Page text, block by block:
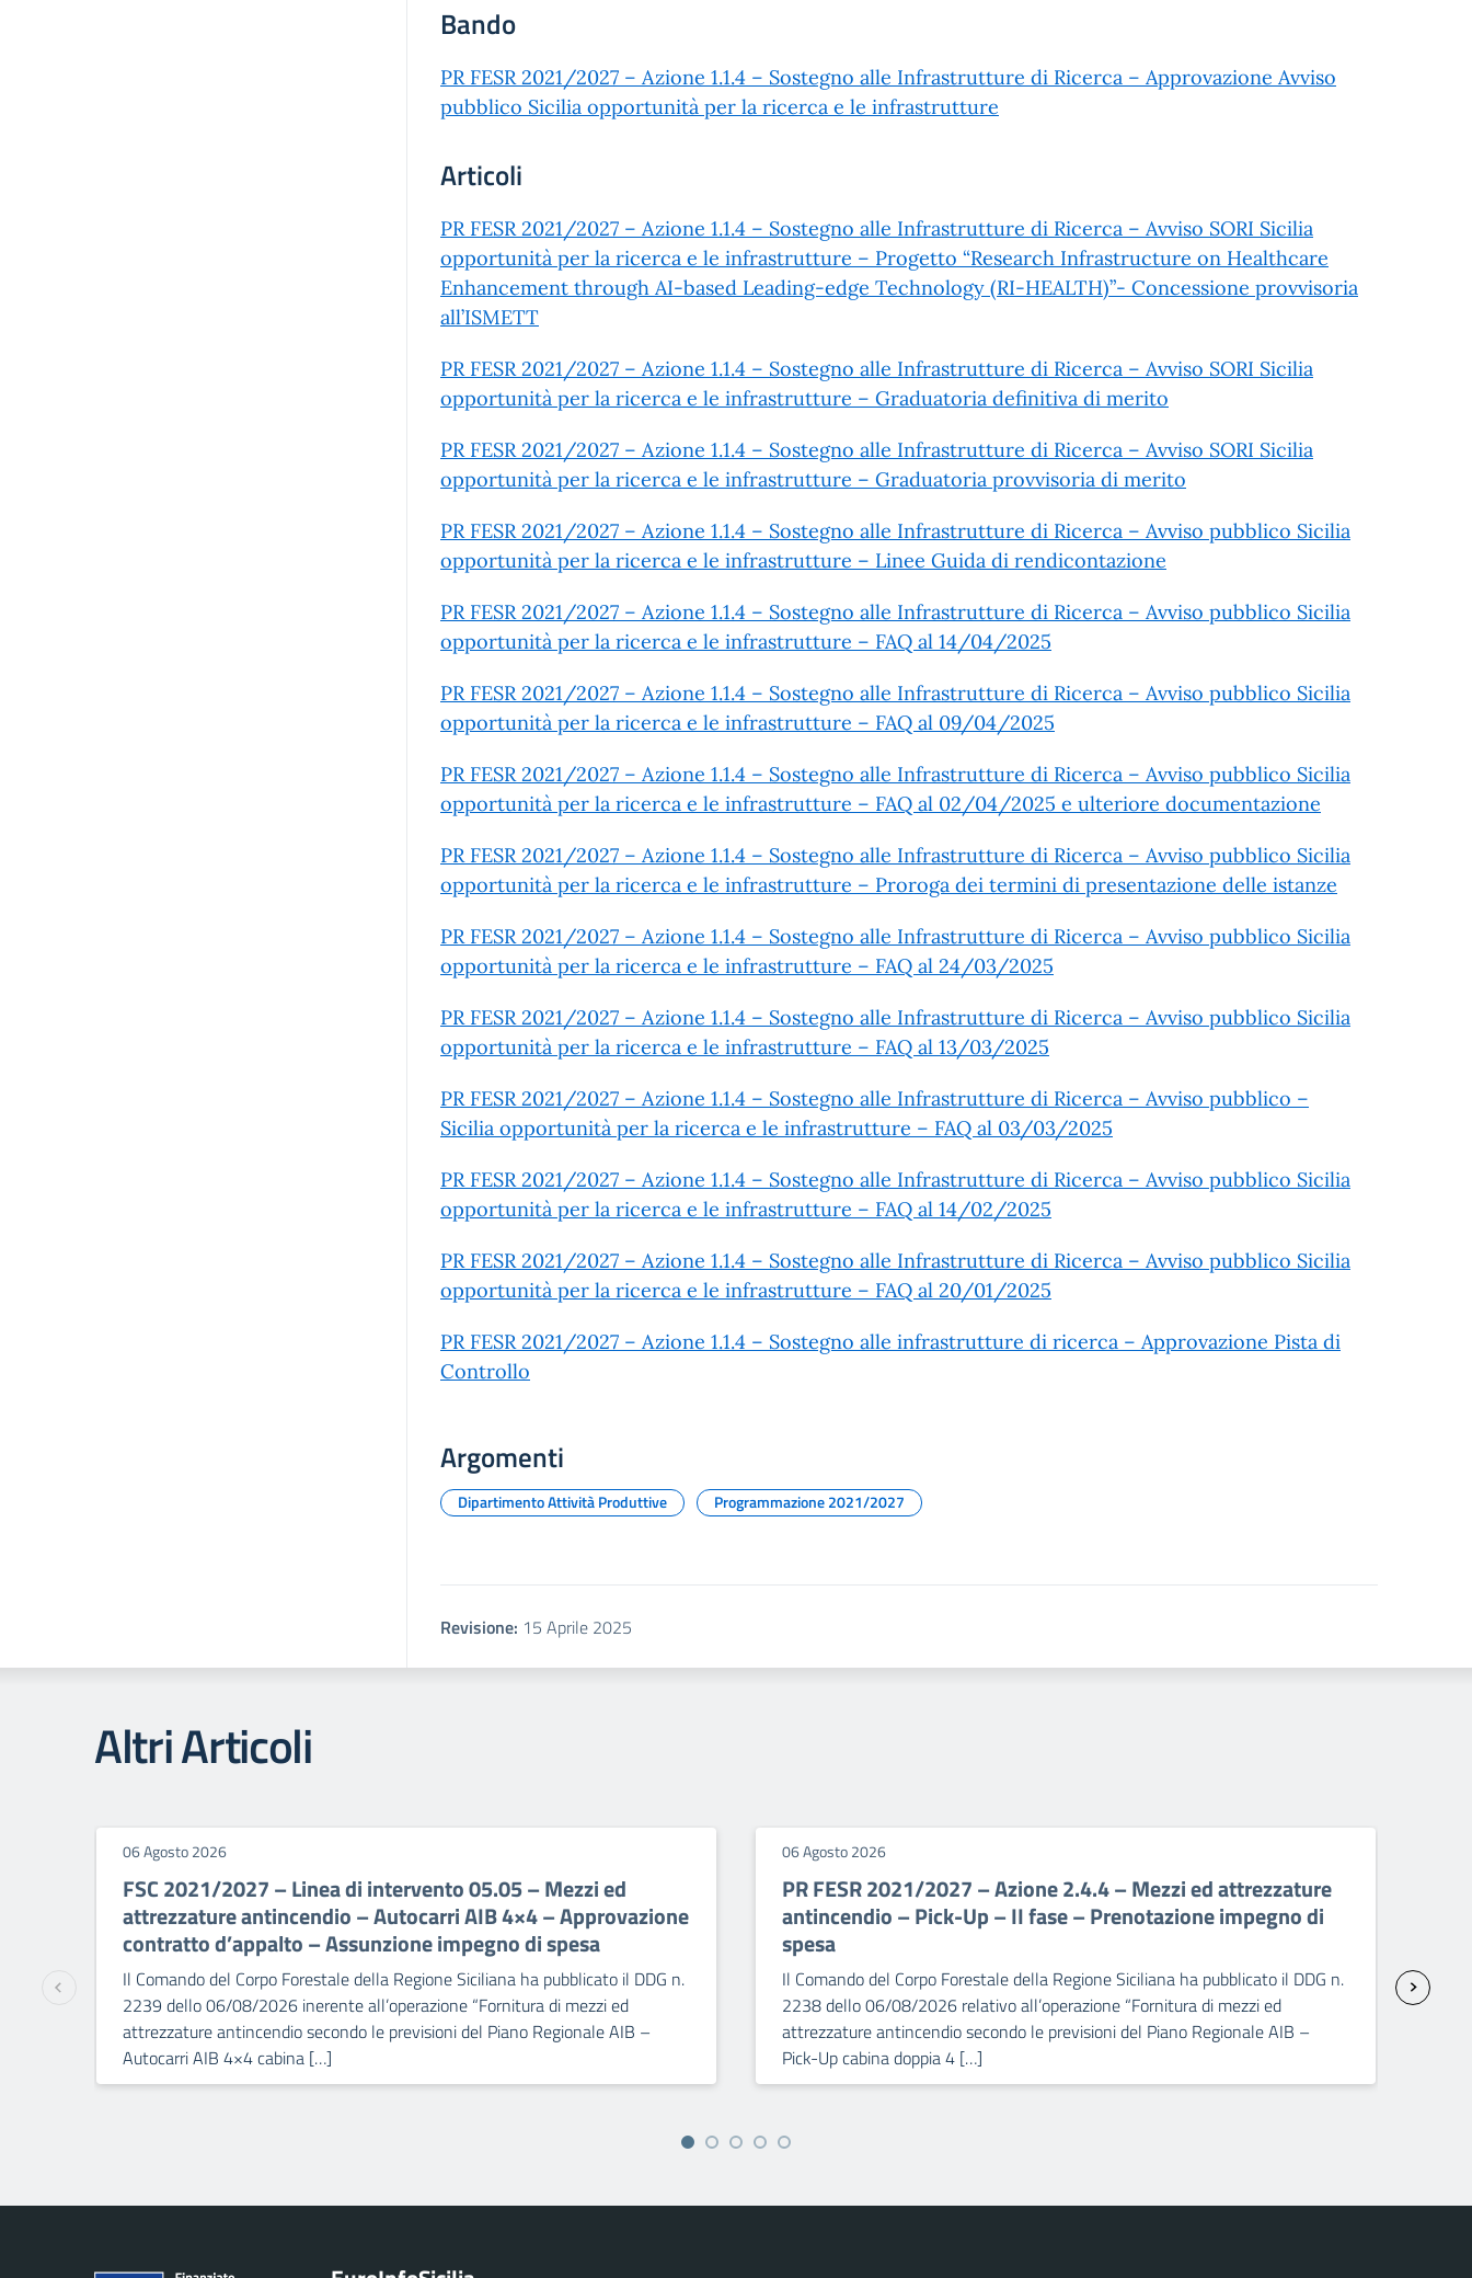
Bando
PR FESR 2021/2027 – Azione 1.1.4 – Sostegno alle Infrastrutture di Ricerca – Approvazione Avviso
pubblico Sicilia opportunità per la ricerca e le infrastrutture
Articoli
PR FESR 2021/2027 – Azione 1.1.4 – Sostegno alle Infrastrutture di Ricerca – Avviso SORI Sicilia
opportunità per la ricerca e le infrastrutture – Progetto “Research Infrastructure on Healthcare
Enhancement through AI-based Leading-edge Technology (RI-HEALTH)”- Concessione provvisoria
all’ISMETT
PR FESR 2021/2027 – Azione 1.1.4 – Sostegno alle Infrastrutture di Ricerca – Avviso SORI Sicilia
opportunità per la ricerca e le infrastrutture – Graduatoria definitiva di merito
PR FESR 2021/2027 – Azione 1.1.4 – Sostegno alle Infrastrutture di Ricerca – Avviso SORI Sicilia
opportunità per la ricerca e le infrastrutture – Graduatoria provvisoria di merito
PR FESR 2021/2027 – Azione 1.1.4 – Sostegno alle Infrastrutture di Ricerca – Avviso pubblico Sicilia
opportunità per la ricerca e le infrastrutture – Linee Guida di rendicontazione
PR FESR 2021/2027 – Azione 1.1.4 – Sostegno alle Infrastrutture di Ricerca – Avviso pubblico Sicilia
opportunità per la ricerca e le infrastrutture – FAQ al 14/04/2025
PR FESR 2021/2027 – Azione 1.1.4 – Sostegno alle Infrastrutture di Ricerca – Avviso pubblico Sicilia
opportunità per la ricerca e le infrastrutture – FAQ al 09/04/2025
PR FESR 2021/2027 – Azione 1.1.4 – Sostegno alle Infrastrutture di Ricerca – Avviso pubblico Sicilia
opportunità per la ricerca e le infrastrutture – FAQ al 02/04/2025 e ulteriore documentazione
PR FESR 2021/2027 – Azione 1.1.4 – Sostegno alle Infrastrutture di Ricerca – Avviso pubblico Sicilia
opportunità per la ricerca e le infrastrutture – Proroga dei termini di presentazione delle istanze
PR FESR 2021/2027 – Azione 1.1.4 – Sostegno alle Infrastrutture di Ricerca – Avviso pubblico Sicilia
opportunità per la ricerca e le infrastrutture – FAQ al 24/03/2025
PR FESR 2021/2027 – Azione 1.1.4 – Sostegno alle Infrastrutture di Ricerca – Avviso pubblico Sicilia
opportunità per la ricerca e le infrastrutture – FAQ al 13/03/2025
PR FESR 2021/2027 – Azione 1.1.4 – Sostegno alle Infrastrutture di Ricerca – Avviso pubblico –
Sicilia opportunità per la ricerca e le infrastrutture – FAQ al 03/03/2025
PR FESR 2021/2027 – Azione 1.1.4 – Sostegno alle Infrastrutture di Ricerca – Avviso pubblico Sicilia
opportunità per la ricerca e le infrastrutture – FAQ al 14/02/2025
PR FESR 2021/2027 – Azione 1.1.4 – Sostegno alle Infrastrutture di Ricerca – Avviso pubblico Sicilia
opportunità per la ricerca e le infrastrutture – FAQ al 20/01/2025
PR FESR 2021/2027 – Azione 1.1.4 – Sostegno alle infrastrutture di ricerca – Approvazione Pista di
Controllo
Argomenti
Dipartimento Attività Produttive Programmazione 2021/2027
Revisione: 15 Aprile 2025
Altri Articoli
06 Agosto 2026
FSC 2021/2027 – Linea di intervento 05.05 – Mezzi ed
attrezzature antincendio – Autocarri AIB 4×4 – Approvazione
contratto d’appalto – Assunzione impegno di spesa
Il Comando del Corpo Forestale della Regione Siciliana ha pubblicato il DDG n.
2239 dello 06/08/2026 inerente all’operazione “Fornitura di mezzi ed
attrezzature antincendio secondo le previsioni del Piano Regionale AIB –
Autocarri AIB 4×4 cabina […]
06 Agosto 2026
PR FESR 2021/2027 – Azione 2.4.4 – Mezzi ed attrezzature
antincendio – Pick-Up – II fase – Prenotazione impegno di
spesa
Il Comando del Corpo Forestale della Regione Siciliana ha pubblicato il DDG n.
2238 dello 06/08/2026 relativo all’operazione “Fornitura di mezzi ed
attrezzature antincendio secondo le previsioni del Piano Regionale AIB –
Pick-Up cabina doppia 4 […]